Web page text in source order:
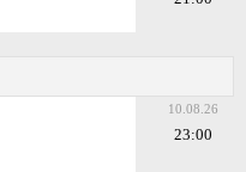
10.08.26
23:00